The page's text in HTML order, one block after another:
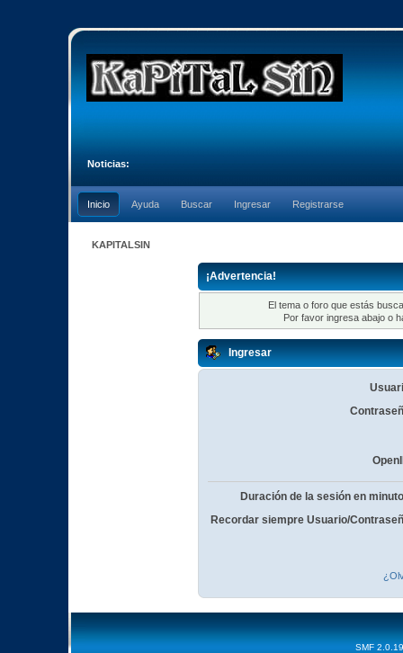
Noticias:
Inicio Ayuda Buscar Ingresar Registrarse
KAPITALSIN
¡Advertencia!
El tema o foro que estás
Por favor ingresa abajo o
Ingresar
Duración de la sesión en
Recordar siempre Usuario/
SMF 2.0.19